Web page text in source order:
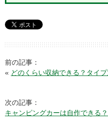
前の記事：
« どのくらい収納できる？タイ
次の記事：
キャンピングカーは自作できる